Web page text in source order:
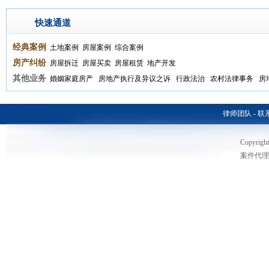
快速通道
经典案例 土地案例 房屋案例 综合案例
房产纠纷 房屋拆迁 房屋买卖 房屋租赁 地产开发
其他业务 婚姻家庭房产 房地产执行及异议之诉 行政法治 农村法律事务 房
律师团队 - 联
案件代